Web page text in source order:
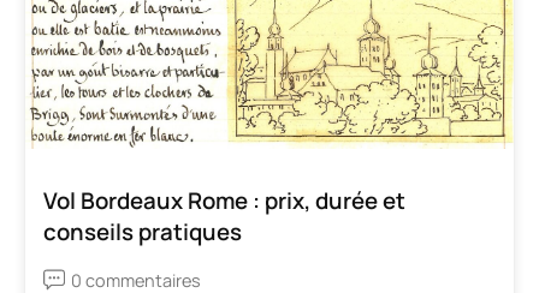
Vol Bordeaux Rome : prix, durée et
conseils pratiques
0 commentaires